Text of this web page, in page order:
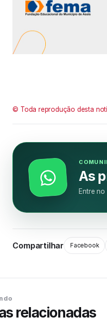
© Toda reprodução desta
As
Entre
Compartilhar Facebook
relacionadas